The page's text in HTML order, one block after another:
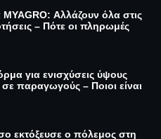
Αλλάζουν όλα στις
– Πότε οι πληρωμές
για ενισχύσεις ύψους
παραγωγούς – Ποιοι είναι
εκτόξευσε ο πόλεμος στη